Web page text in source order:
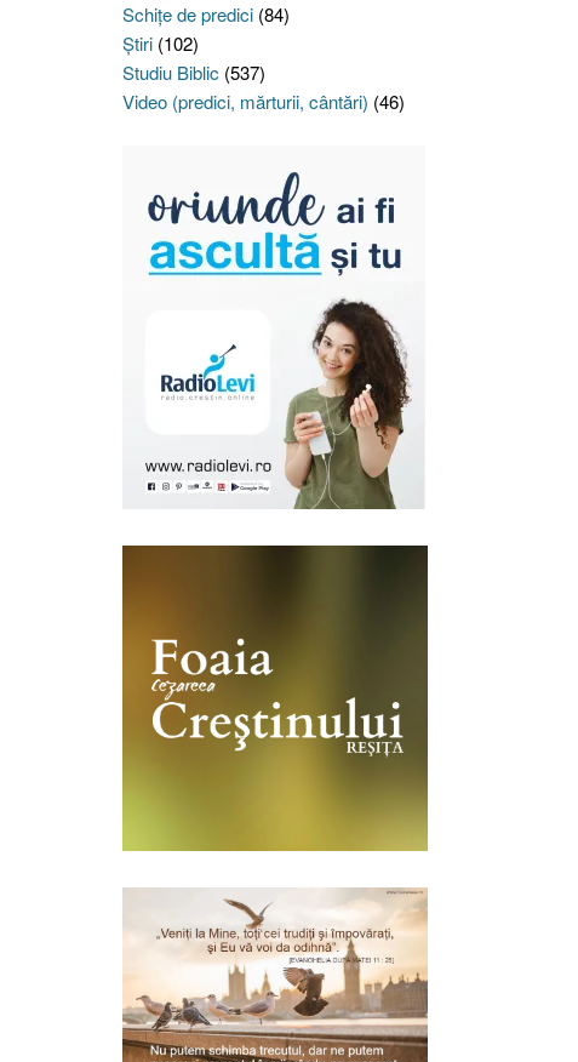
Schiţe de predici(84)
Ştiri(102)
Studiu Biblic (537)
Video (predici, mărturii, cântări) (46)